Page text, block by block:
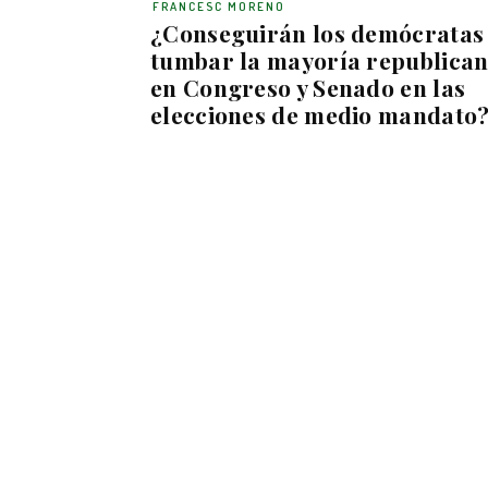
¿Conseguirán los demócratas
tumbar la mayoría
en Congreso y Senado en las
elecciones de medio
FRANCESC MORENO